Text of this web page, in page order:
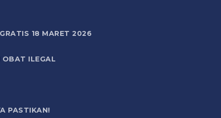
18 MARET 2026
OBAT ILEGAL
PASTIKAN!